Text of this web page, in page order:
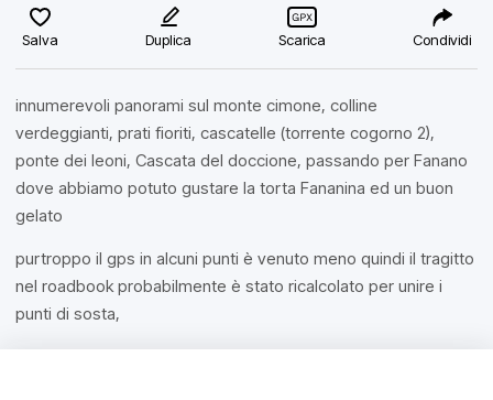
Salva Duplica Scarica Condividi
innumerevoli panorami sul monte cimone, colline
verdeggianti, prati fioriti, cascatelle (torrente cogorno 2),
ponte dei leoni, Cascata del doccione, passando per Fanano
dove abbiamo potuto gustare la torta Fananina ed un buon
gelato
purtroppo il gps in alcuni punti è venuto meno quindi il tragitto
nel roadbook probabilmente è stato ricalcolato per unire i
punti di sosta,